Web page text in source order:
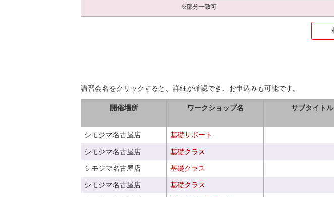
※部分一致可
講習会名をクリックすると、詳細が確認でき、お申込みも可能です。
開催場所 ワークショップ名 サブタイトル
シモジマ名古屋店 基礎サポート
シモジマ名古屋店 基礎クラス
シモジマ名古屋店 基礎クラス
シモジマ名古屋店 基礎クラス